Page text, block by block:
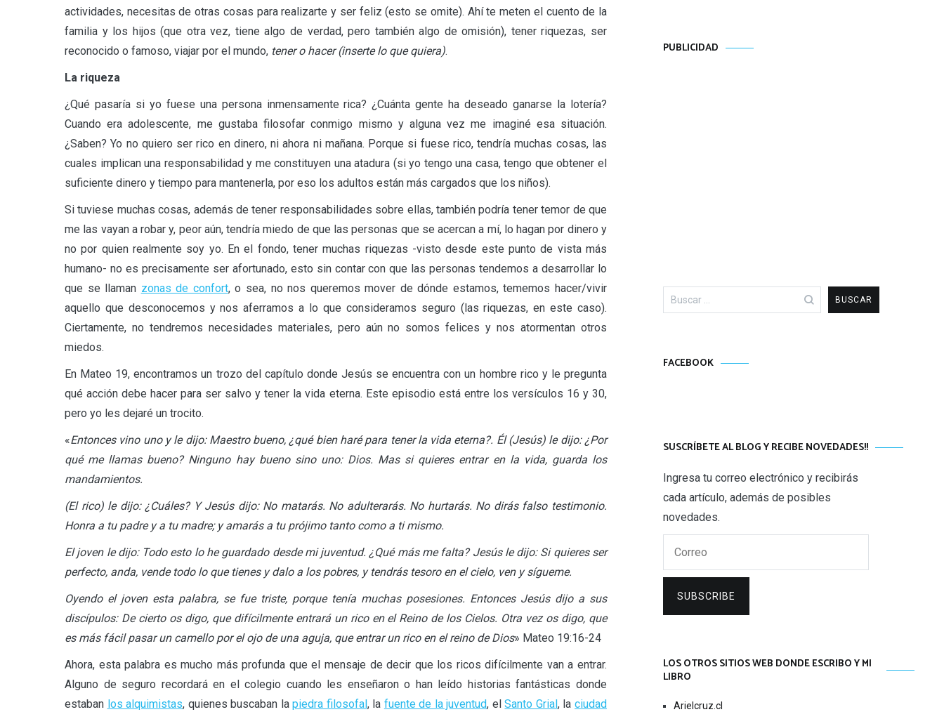
actividades, necesitas de otras cosas para realizarte y ser feliz (esto se omite). Ahí te meten el cuento de la
familia y los hijos (que otra vez, tiene algo de verdad, pero también algo de omisión), tener riquezas, ser
reconocido o famoso, viajar por el mundo, tener o hacer (inserte lo que quiera).
La riqueza
¿Qué pasaría si yo fuese una persona inmensamente rica? ¿Cuánta gente ha deseado ganarse la lotería?
Cuando era adolescente, me gustaba filosofar conmigo mismo y alguna vez me imaginé esa situación.
¿Saben? Yo no quiero ser rico en dinero, ni ahora ni mañana. Porque si fuese rico, tendría muchas cosas, las
cuales implican una responsabilidad y me constituyen una atadura (si yo tengo una casa, tengo que obtener el
suficiente dinero y tiempo para mantenerla, por eso los adultos están más cargados que los niños).
Si tuviese muchas cosas, además de tener responsabilidades sobre ellas, también podría tener temor de que
me las vayan a robar y, peor aún, tendría miedo de que las personas que se acercan a mí, lo hagan por dinero y
no por quien realmente soy yo. En el fondo, tener muchas riquezas -visto desde este punto de vista más
humano- no es precisamente ser afortunado, esto sin contar con que las personas tendemos a desarrollar lo
que se llaman zonas de confort, o sea, no nos queremos mover de dónde estamos, tememos hacer/vivir
aquello que desconocemos y nos aferramos a lo que consideramos seguro (las riquezas, en este caso).
Ciertamente, no tendremos necesidades materiales, pero aún no somos felices y nos atormentan otros
miedos.
En Mateo 19, encontramos un trozo del capítulo donde Jesús se encuentra con un hombre rico y le pregunta
qué acción debe hacer para ser salvo y tener la vida eterna. Este episodio está entre los versículos 16 y 30,
pero yo les dejaré un trocito.
«Entonces vino uno y le dijo: Maestro bueno, ¿qué bien haré para tener la vida eterna?. Él (Jesús) le dijo: ¿Por
qué me llamas bueno? Ninguno hay bueno sino uno: Dios. Mas si quieres entrar en la vida, guarda los
mandamientos.
(El rico) le dijo: ¿Cuáles? Y Jesús dijo: No matarás. No adulterarás. No hurtarás. No dirás falso testimonio.
Honra a tu padre y a tu madre; y amarás a tu prójimo tanto como a ti mismo.
El joven le dijo: Todo esto lo he guardado desde mi juventud. ¿Qué más me falta? Jesús le dijo: Si quieres ser
perfecto, anda, vende todo lo que tienes y dalo a los pobres, y tendrás tesoro en el cielo, ven y sígueme.
Oyendo el joven esta palabra, se fue triste, porque tenía muchas posesiones. Entonces Jesús dijo a sus
discípulos: De cierto os digo, que difícilmente entrará un rico en el Reino de los Cielos. Otra vez os digo, que
es más fácil pasar un camello por el ojo de una aguja, que entrar un rico en el reino de Dios» Mateo 19:16-24
Ahora, esta palabra es mucho más profunda que el mensaje de decir que los ricos difícilmente van a entrar.
Alguno de seguro recordará en el colegio cuando les enseñaron o han leído historias fantásticas donde
estaban los alquimistas, quienes buscaban lapiedra filosofal, la fuente de la juventud, elSanto Grial, laciudad
PUBLICIDAD
Buscar:
FACEBOOK
SUSCRÍBETE AL BLOG Y RECIBE NOVEDADES!!
Ingresa tu correo electrónico y recibirás
cada artículo, además de posibles
novedades.
SUBSCRIBE
LOS OTROS SITIOS WEB DONDE ESCRIBO Y MI
LIBRO
Arielcruz.cl